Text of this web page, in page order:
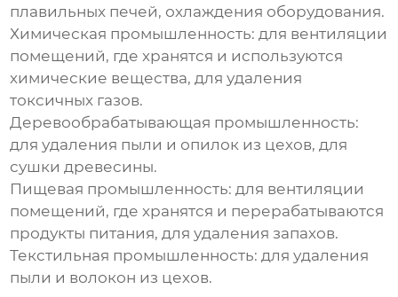
плавильных печей, охлаждения оборудования.
Химическая промышленность: для вентиляции
помещений, где хранятся и используются
химические вещества, для удаления
токсичных газов.
Деревообрабатывающая промышленность:
для удаления пыли и опилок из цехов, для
сушки древесины.
Пищевая промышленность: для вентиляции
помещений, где хранятся и перерабатываются
продукты питания, для удаления запахов.
Текстильная промышленность: для удаления
пыли и волокон из цехов.